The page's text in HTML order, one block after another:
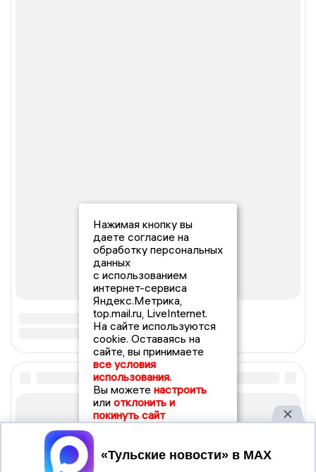
Нажимая кнопку вы
даете согласие на
обработку персональных
данных
с использованием
интернет-сервиса
Яндекс.Метрика,
top.mail.ru, LiveInternet.
На сайте используются
cookie. Оставаясь на
сайте, вы принимаете
все условия
использования.
Вы можете настроить
или отклонить и
покинуть сайт
Принять